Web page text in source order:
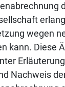
wegen
kann. Diese
Nachweis